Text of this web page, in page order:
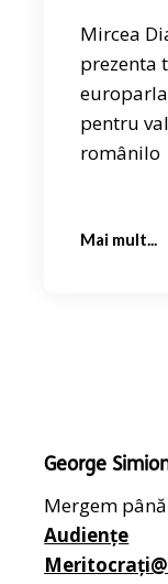
Mircea
prezenta
pentru
românilo
Mai mult...
George
Mergem
Audiențe
Meritocrați@